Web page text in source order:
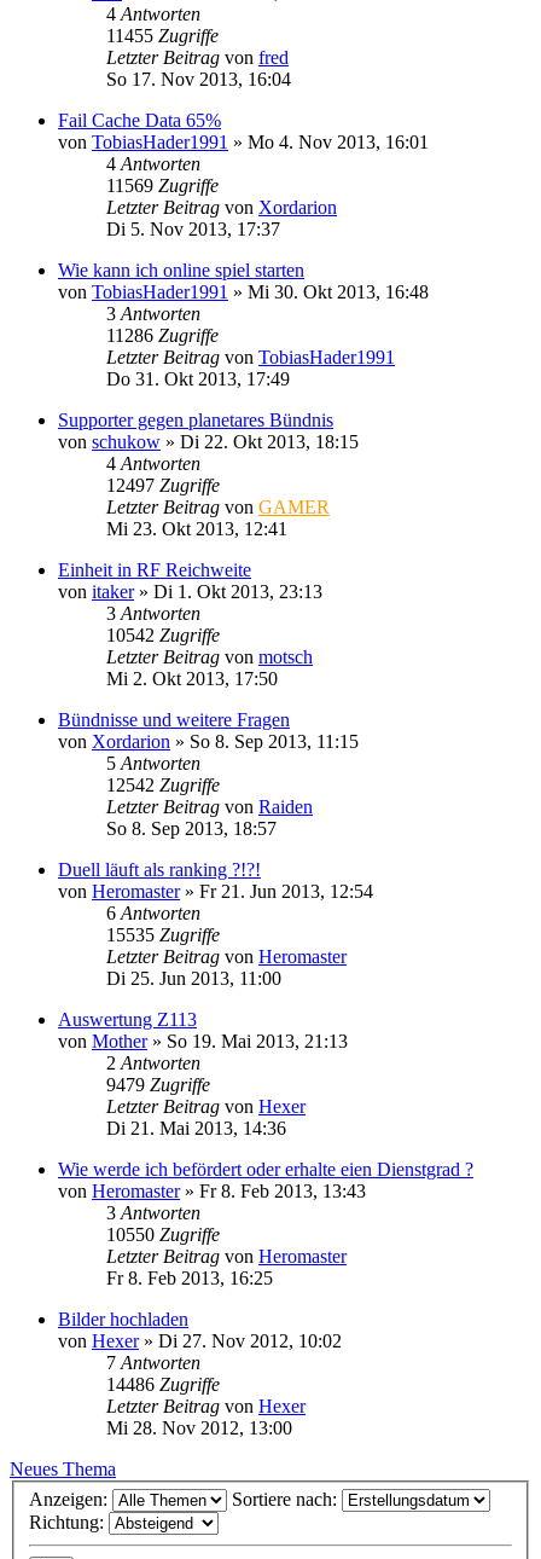
4 Antworten
11455 Zugriffe
Letzter Beitrag von fred
So 17. Nov 2013, 16:04
Fail Cache Data 65%
von TobiasHader1991 » Mo 4. Nov 2013, 16:01
4 Antworten
11569 Zugriffe
Letzter Beitrag von Xordarion
Di 5. Nov 2013, 17:37
Wie kann ich online spiel starten
von TobiasHader1991 » Mi 30. Okt 2013, 16:48
3 Antworten
11286 Zugriffe
Letzter Beitrag von TobiasHader1991
Do 31. Okt 2013, 17:49
Supporter gegen planetares Bündnis
von schukow » Di 22. Okt 2013, 18:15
4 Antworten
12497 Zugriffe
Letzter Beitrag von GAMER
Mi 23. Okt 2013, 12:41
Einheit in RF Reichweite
von itaker» Di 1. Okt 2013, 23:13
3 Antworten
10542 Zugriffe
Letzter Beitrag von motsch
Mi 2. Okt 2013, 17:50
Bündnisse und weitere Fragen
von Xordarion » So 8. Sep 2013, 11:15
5 Antworten
12542 Zugriffe
Letzter Beitrag von Raiden
So 8. Sep 2013, 18:57
Duell läuft als ranking ?!?!
von Heromaster» Fr 21. Jun 2013, 12:54
6 Antworten
15535 Zugriffe
Letzter Beitrag von Heromaster
Di 25. Jun 2013, 11:00
Auswertung Z113
von Mother» So 19. Mai 2013, 21:13
2 Antworten
9479 Zugriffe
Letzter Beitrag von Hexer
Di 21. Mai 2013, 14:36
Wie werde ich befördert oder erhalte eien Dienstgrad ?
von Heromaster» Fr 8. Feb 2013, 13:43
3 Antworten
10550 Zugriffe
Letzter Beitrag von Heromaster
Fr 8. Feb 2013, 16:25
Bilder hochladen
von Hexer» Di 27. Nov 2012, 10:02
7 Antworten
14486 Zugriffe
Letzter Beitrag von Hexer
Mi 28. Nov 2012, 13:00
Neues Thema
Anzeigen:
Sortiere nach:
Richtung: